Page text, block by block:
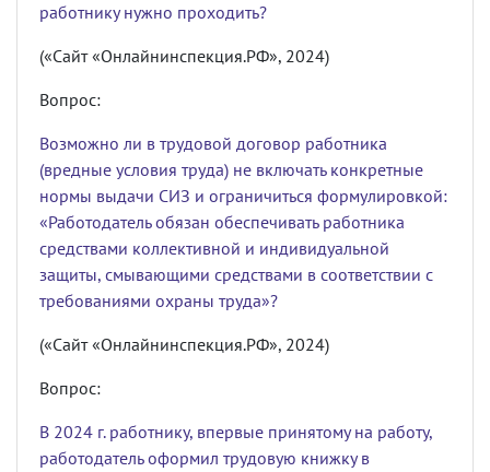
работнику нужно проходить?
(«Сайт «Онлайнинспекция.РФ», 2024)
Вопрос:
Возможно ли в трудовой договор работника
(вредные условия труда) не включать конкретные
нормы выдачи СИЗ и ограничиться формулировкой:
«Работодатель обязан обеспечивать работника
средствами коллективной и индивидуальной
защиты, смывающими средствами в соответствии с
требованиями охраны труда»?
(«Сайт «Онлайнинспекция.РФ», 2024)
Вопрос:
В 2024 г. работнику, впервые принятому на работу,
работодатель оформил трудовую книжку в